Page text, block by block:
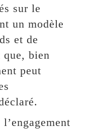
sur le
un modèle
et de
bien
peut